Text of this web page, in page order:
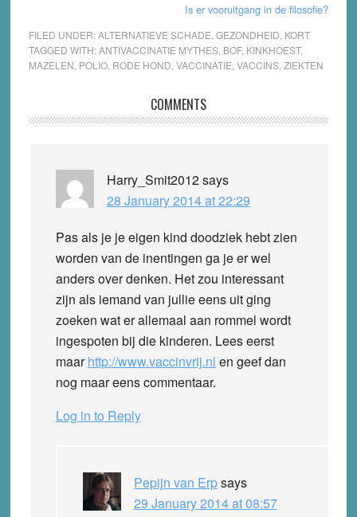
Is er vooruitgang in de filosofie?
FILED UNDER:ALTERNATIEVE SCHADE GEZONDHEID KORT
TAGGED WITH:ANTIVACCINATIE MYTHES, BOF, KINKHOEST,
MAZELEN POLIO, RODE HOND VACCINATIE VACCINS, ZIEKTEN
Interactions
COMMENTS
Harry_Smit2012says
28 January 2014 at 22:29
Pas als je je eigen kind doodziek hebt zien
worden van de inentingen ga je er wel
anders over denken. Het zou interessant
zijn als iemand van jullie eens uit ging
zoeken wat er allemaal aan rommel wordt
ingespoten bij die kinderen. Lees eerst
maarhttp://www.vaccinvrij.nl en geef dan
nog maar eens commentaar.
Log in to Reply
Pepijn van Erpsays
29 January 2014 at 08:57